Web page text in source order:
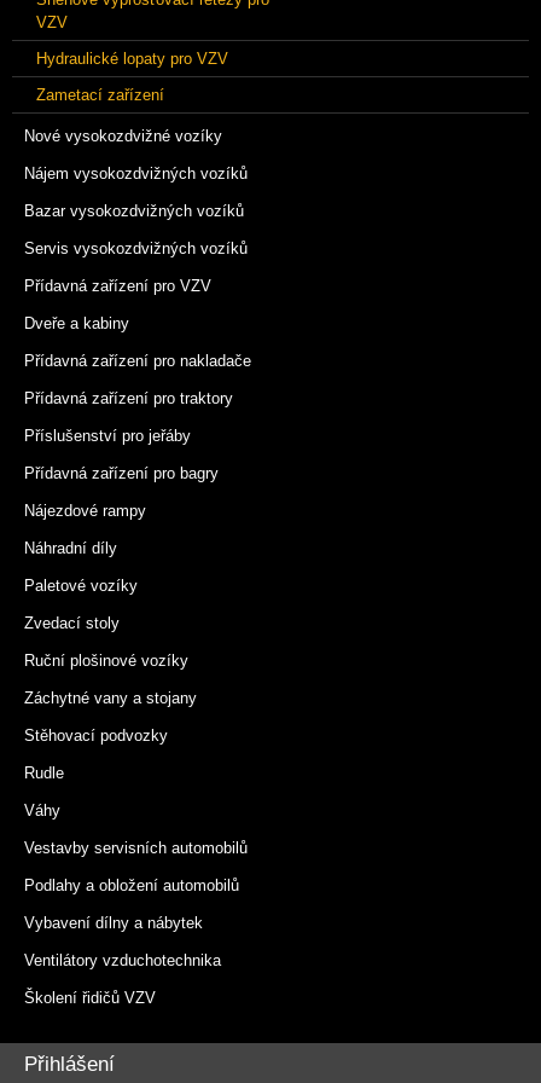
VZV
Hydraulické lopaty pro VZV
Zametací zařízení
Nové vysokozdvižné vozíky
Nájem vysokozdvižných vozíků
Bazar vysokozdvižných vozíků
Servis vysokozdvižných vozíků
Přídavná zařízení pro VZV
Dveře a kabiny
Přídavná zařízení pro nakladače
Přídavná zařízení pro traktory
Příslušenství pro jeřáby
Přídavná zařízení pro bagry
Nájezdové rampy
Náhradní díly
Paletové vozíky
Zvedací stoly
Ruční plošinové vozíky
Záchytné vany a stojany
Stěhovací podvozky
Rudle
Váhy
Vestavby servisních automobilů
Podlahy a obložení automobilů
Vybavení dílny a nábytek
Ventilátory vzduchotechnika
Školení řidičů VZV
Přihlášení